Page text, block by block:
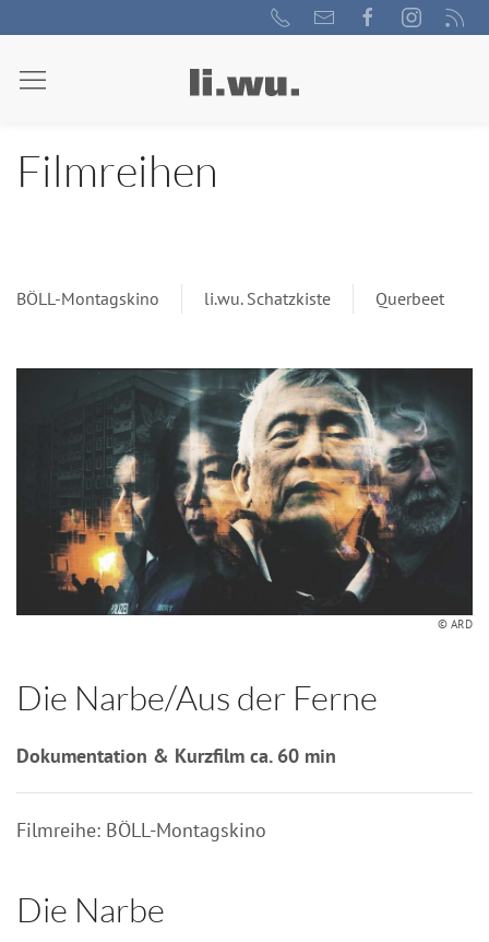
Filmreihen
BÖLL-Montagskino li.wu. Schatzkiste Querbeet
© ARD
Die Narbe/Aus der Ferne
Dokumentation & Kurzfilm ca. 60 min
Filmreihe: BÖLL-Montagskino
Die Narbe